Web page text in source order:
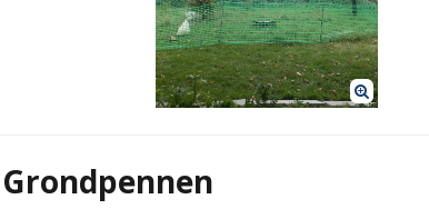
Grondpennen